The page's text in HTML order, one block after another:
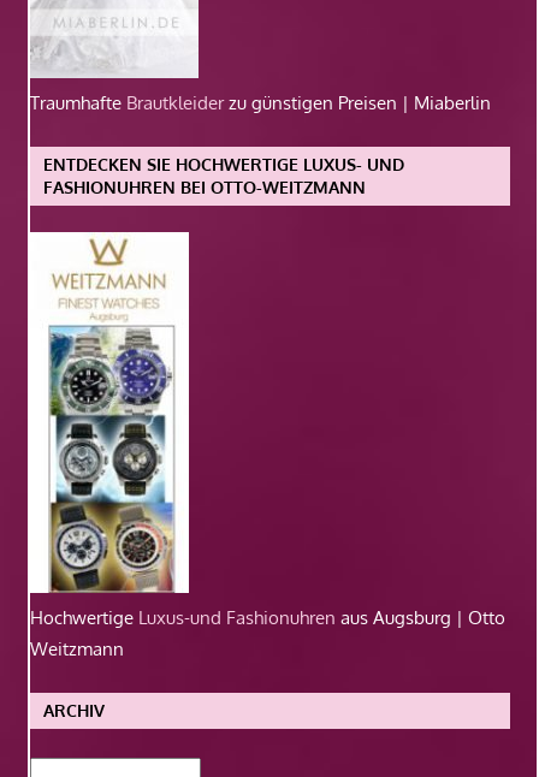
Traumhafte Brautkleiderzu günstigen Preisen | Miaberlin
ENTDECKEN SIE HOCHWERTIGE LUXUS- UND
FASHIONUHREN BEI OTTO-WEITZMANN
Hochwertige Luxus-und Fashionuhren aus Augsburg | Otto
Weitzmann
ARCHIV